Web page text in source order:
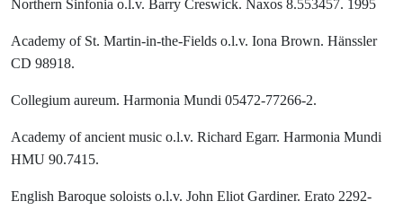
Northern Sinfonia o.l.v. Barry Creswick. Naxos 8.553457. 1995
Academy of St. Martin-in-the-Fields o.l.v. Iona Brown. Hänssler
CD 98918.
Collegium aureum. Harmonia Mundi 05472-77266-2.
Academy of ancient music o.l.v. Richard Egarr. Harmonia Mundi
HMU 90.7415.
English Baroque soloists o.l.v. John Eliot Gardiner. Erato 2292-